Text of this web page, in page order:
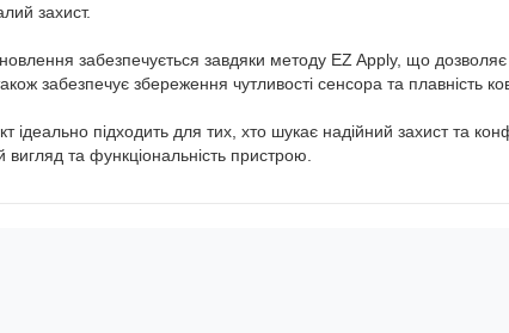
захист.
забезпечується завдяки методу EZ Apply, що
забезпечує збереження чутливості сенсора та плавність
ідеально підходить для тих, хто шукає надійний захист та
вигляд та функціональність пристрою.